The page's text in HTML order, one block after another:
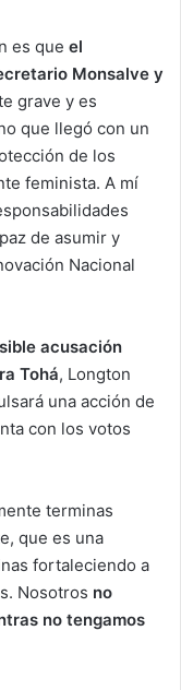
es que el
Monsalve y
grave y es
que llegó con un
de los
feminista. A mí
de asumir y
Nacional
acusación
Tohá, Longton
una acción de
con los votos
terminas
que es una
fortaleciendo a
Nosotros no
no tengamos